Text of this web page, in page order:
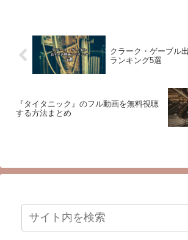
クラーク・ゲーブル
ランキング5選
『タイタニック』のフル動画を無料視聴
する方法まとめ